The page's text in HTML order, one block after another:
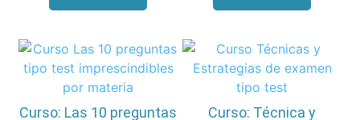
Curso: Las 10 preguntas
Curso: Técnica y